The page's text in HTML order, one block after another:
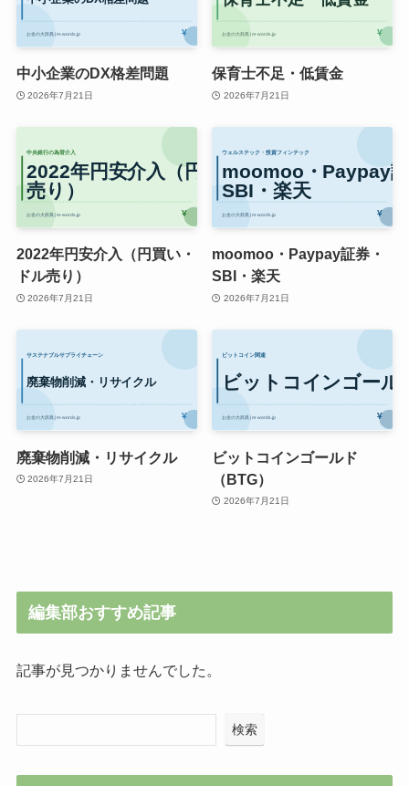
中小企業のDX格差問題
2026年7月21日
保育士不足・低賃金
2026年7月21日
2022年円安介入（円買い・
ドル売り）
2026年7月21日
moomoo・Paypay証券・
SBI・楽天
2026年7月21日
廃棄物削減・リサイクル
2026年7月21日
ビットコインゴールド
（BTG）
2026年7月21日
編集部おすすめ記事
記事が見つかりませんでした。
検索